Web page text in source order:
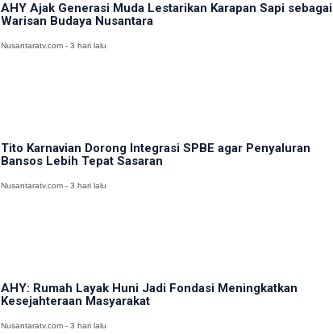
AHY Ajak Generasi Muda Lestarikan Karapan Sapi sebagai
Warisan Budaya Nusantara
Nusantaratv.com - 3 hari lalu
Tito Karnavian Dorong Integrasi SPBE agar Penyaluran
Bansos Lebih Tepat Sasaran
Nusantaratv.com - 3 hari lalu
AHY: Rumah Layak Huni Jadi Fondasi Meningkatkan
Kesejahteraan Masyarakat
Nusantaratv.com - 3 hari lalu